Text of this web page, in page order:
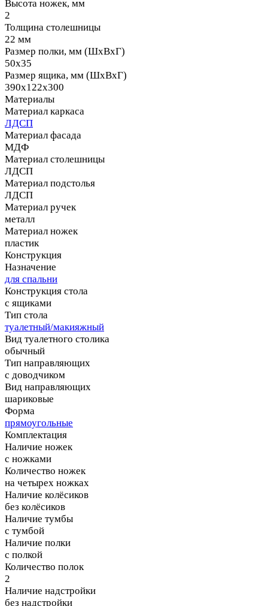
Высота ножек, мм
2
Толщина столешницы
22 мм
Размер полки, мм (ШхВхГ)
50х35
Размер ящика, мм (ШхВхГ)
390х122х300
Материалы
Материал каркаса
ЛДСП
Материал фасада
МДФ
Материал столешницы
ЛДСП
Материал подстолья
ЛДСП
Материал ручек
металл
Материал ножек
пластик
Конструкция
Назначение
для спальни
Конструкция стола
с ящиками
Тип стола
туалетный/макияжный
Вид туалетного столика
обычный
Тип направляющих
с доводчиком
Вид направляющих
шариковые
Форма
прямоугольные
Комплектация
Наличие ножек
с ножками
Количество ножек
на четырех ножках
Наличие колёсиков
без колёсиков
Наличие тумбы
с тумбой
Наличие полки
с полкой
Количество полок
2
Наличие надстройки
без надстройки